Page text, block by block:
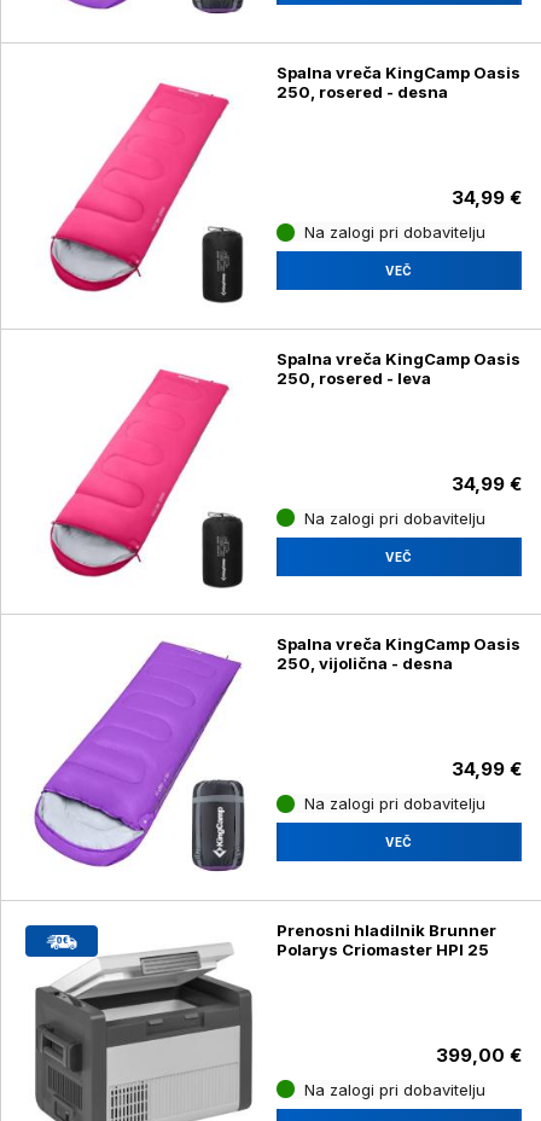
Spalna vreča KingCamp Oasis
250, rosered - desna
34,99 €
Na zalogi pri dobavitelju
VEČ
Spalna vreča KingCamp Oasis
250, rosered - leva
34,99 €
Na zalogi pri dobavitelju
VEČ
Spalna vreča KingCamp Oasis
250, vijolična - desna
34,99 €
Na zalogi pri dobavitelju
VEČ
Prenosni hladilnik Brunner
Polarys Criomaster HPI 25
399,00 €
Na zalogi pri dobavitelju